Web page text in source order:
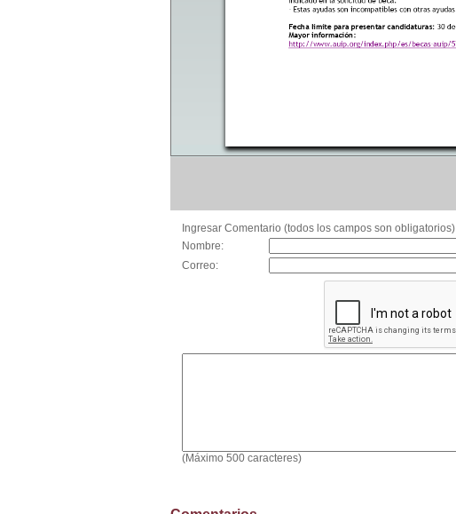
Ingresar Comentario (todos los campos son obligatorios)
Nombre:
Correo:
(Máximo 500 caracteres)